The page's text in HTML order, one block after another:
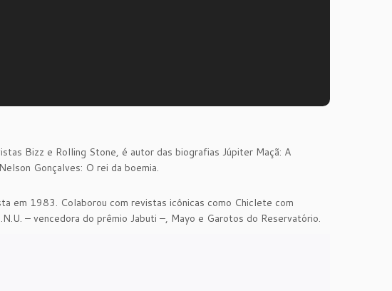
Bizz e Rolling Stone, é autor das biografias Júpiter Maçã: A
Gonçalves: O rei da boemia.
em 1983. Colaborou com revistas icônicas como Chiclete com
– vencedora do prêmio Jabuti –, Mayo e Garotos do Reservatório.